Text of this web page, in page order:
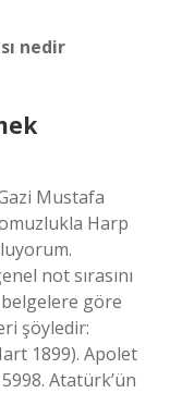
nedir
Mustafa
Harp
not sırasını
göre
şöyledir:
1899). Apolet
Atatürk’ün